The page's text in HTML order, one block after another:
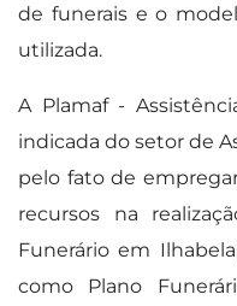
de funerais e o
utilizada.
A Plamaf -
indicada do setor de
pelo fato de
recursos na
Funerário em
como Plano